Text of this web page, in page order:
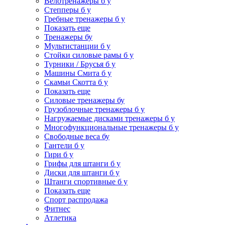
Степперы б у
Гребные тренажеры б у
Показать еще
Тренажеры бу
Мультистанции б у
Стойки силовые рамы б у
Турники / Брусья б у
Машины Смита б у
Скамьи Скотта б у
Показать еще
Силовые тренажеры бу
Грузоблочные тренажеры б у
Нагружаемые дисками тренажеры б у
Многофункциональные тренажеры б у
Свободные веса бу
Гантели б у
Гири б у
Грифы для штанги б у
Диски для штанги б у
Штанги спортивные б у
Показать еще
Спорт распродажа
Фитнес
Атлетика